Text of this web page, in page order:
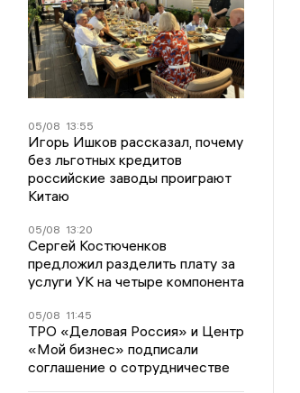
05/08 13:55
Игорь Ишков рассказал, почему
без льготных кредитов
российские заводы проиграют
Китаю
05/08 13:20
Сергей Костюченков
предложил разделить плату за
услуги УК на четыре компонента
05/08 11:45
ТРО «Деловая Россия» и Центр
«Мой бизнес» подписали
соглашение о сотрудничестве